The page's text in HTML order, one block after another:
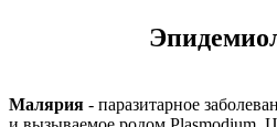
Малярия - паразитарное